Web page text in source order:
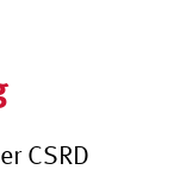
CSRD